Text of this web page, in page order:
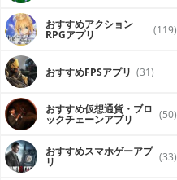
おすすめアクション
RPGアプリ (119)
おすすめFPSアプリ (31)
おすすめ仮想通貨・ブロ
ックチェーンアプリ (50)
おすすめスマホゲーアプ
リ (33)